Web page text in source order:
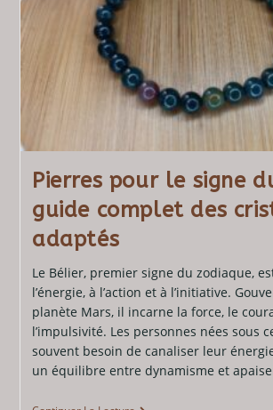
Pierres pour le signe
guide complet des
adaptés​
Le Bélier, premier signe du zodiaque,
l’énergie, à l’action et à l’initiative.
planète Mars, il incarne la force, le
l’impulsivité. Les personnes nées sous
souvent besoin de canaliser leur
un équilibre entre dynamisme et